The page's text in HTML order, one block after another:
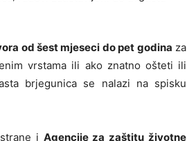
od šest mjeseci do pet godina za
vrstama ili ako znatno ošteti ili
brjegunica se nalazi na spisku
i Agencije za zaštitu životne